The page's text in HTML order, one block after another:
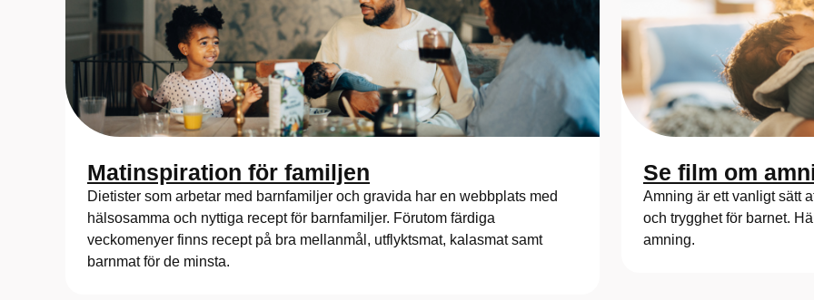
Matinspiration för familjen
Dietister som arbetar med barnfamiljer och gravida har en webbplats med
hälsosamma och nyttiga recept för barnfamiljer. Förutom färdiga
veckomenyer finns recept på bra mellanmål, utflyktsmat, kalasmat samt
barnmat för de minsta.
Se film om
Amning är ett vanligt sätt
och trygghet för barnet.
amning.